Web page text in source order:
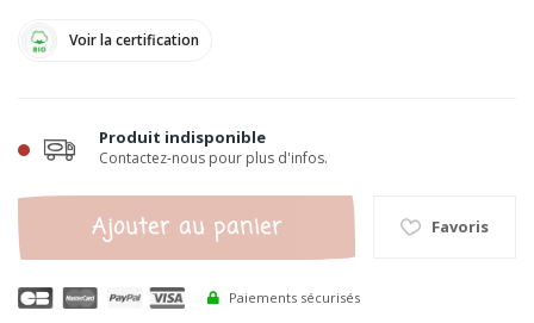
Voir la certification
Produit indisponible
Contactez-nous pour plus d'infos.
Ajouter au panier Favoris
Paiements sécurisés